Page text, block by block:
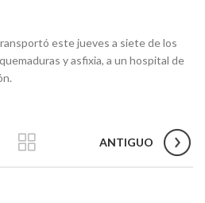
este jueves a siete de los
y asfixia, a un hospital de
ANTIGUO